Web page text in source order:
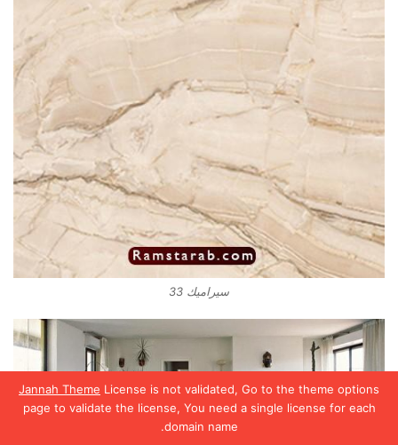
Jannah Theme License is not validated, Go to the theme options
page to validate the license, You need a single license for each
domain name.
سيراميك 33